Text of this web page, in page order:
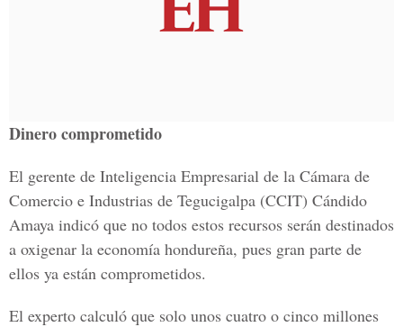
Dinero comprometido
El gerente de Inteligencia Empresarial de la Cámara de
Comercio e Industrias de Tegucigalpa (CCIT) Cándido
Amaya indicó que no todos estos recursos serán destinados
a oxigenar la economía hondureña, pues gran parte de
ellos ya están comprometidos.
El experto calculó que solo unos cuatro o cinco millones